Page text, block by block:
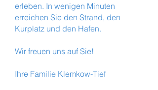
erleben. In wenigen Minuten
erreichen Sie den Strand, den
Kurplatz und den Hafen.
Wir freuen uns auf Sie!
Ihre Familie Klemkow-Tief